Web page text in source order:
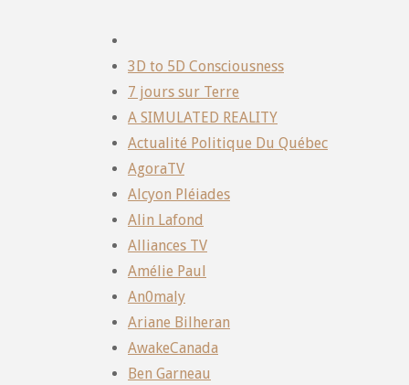
3D to 5D Consciousness
7 jours sur Terre
A SIMULATED REALITY
Actualité Politique Du Québec
AgoraTV
Alcyon Pléiades
Alin Lafond
Alliances TV
Amélie Paul
An0maly
Ariane Bilheran
AwakeCanada
Ben Garneau